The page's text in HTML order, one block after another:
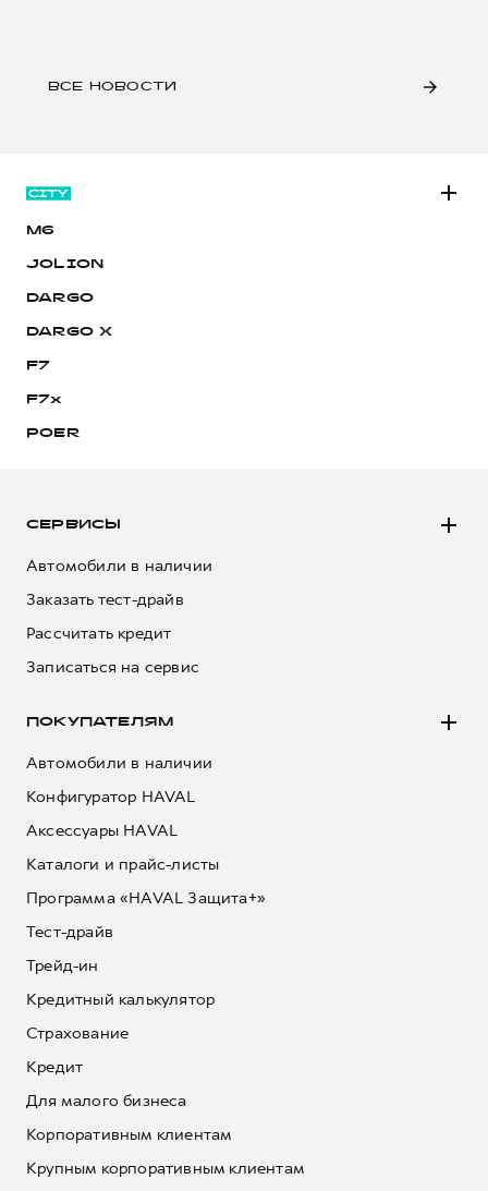
ВСЕ НОВОСТИ
M6
JOLION
DARGO
DARGO Х
F7
F7x
POER
СЕРВИСЫ
Автомобили в наличии
Заказать тест-драйв
Рассчитать кредит
Записаться на сервис
ПОКУПАТЕЛЯМ
Автомобили в наличии
Конфигуратор HAVAL
Аксессуары HAVAL
Каталоги и прайс-листы
Программа «HAVAL Защита+»
Тест-драйв
Трейд-ин
Кредитный калькулятор
Страхование
Кредит
Для малого бизнеса
Корпоративным клиентам
Крупным корпоративным клиентам